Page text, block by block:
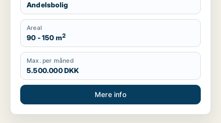
Andelsbolig
Areal
90 - 150 m2
Max. per måned
5.500.000 DKK
Mere info